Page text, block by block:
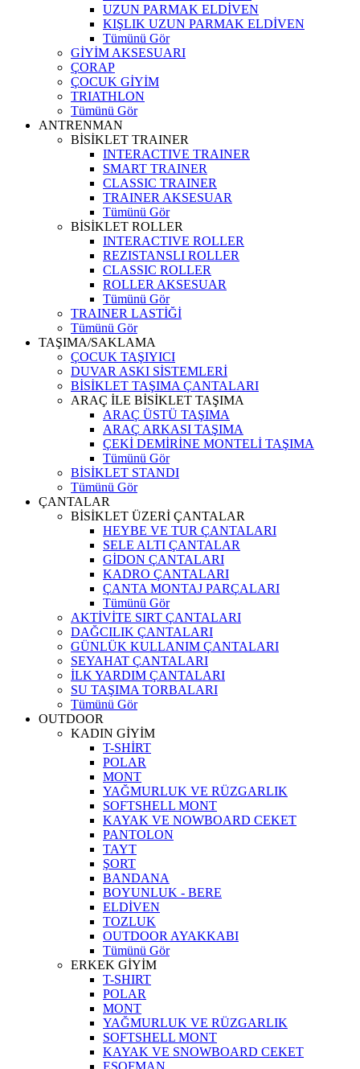
UZUN PARMAK ELDİVEN
KIŞLIK UZUN PARMAK ELDİVEN
Tümünü Gör
GİYİM AKSESUARI
ÇORAP
ÇOCUK GİYİM
TRIATHLON
Tümünü Gör
ANTRENMAN
BİSİKLET TRAINER
INTERACTIVE TRAINER
SMART TRAINER
CLASSIC TRAINER
TRAINER AKSESUAR
Tümünü Gör
BİSİKLET ROLLER
INTERACTIVE ROLLER
REZISTANSLI ROLLER
CLASSIC ROLLER
ROLLER AKSESUAR
Tümünü Gör
TRAINER LASTİĞİ
Tümünü Gör
TAŞIMA/SAKLAMA
ÇOCUK TAŞIYICI
DUVAR ASKI SİSTEMLERİ
BİSİKLET TAŞIMA ÇANTALARI
ARAÇ İLE BİSİKLET TAŞIMA
ARAÇ ÜSTÜ TAŞIMA
ARAÇ ARKASI TAŞIMA
ÇEKİ DEMİRİNE MONTELİ TAŞIMA
Tümünü Gör
BİSİKLET STANDI
Tümünü Gör
ÇANTALAR
BİSİKLET ÜZERİ ÇANTALAR
HEYBE VE TUR ÇANTALARI
SELE ALTI ÇANTALAR
GİDON ÇANTALARI
KADRO ÇANTALARI
ÇANTA MONTAJ PARÇALARI
Tümünü Gör
AKTİVİTE SIRT ÇANTALARI
DAĞCILIK ÇANTALARI
GÜNLÜK KULLANIM ÇANTALARI
SEYAHAT ÇANTALARI
İLK YARDIM ÇANTALARI
SU TAŞIMA TORBALARI
Tümünü Gör
OUTDOOR
KADIN GİYİM
T-SHİRT
POLAR
MONT
YAĞMURLUK VE RÜZGARLIK
SOFTSHELL MONT
KAYAK VE NOWBOARD CEKET
PANTOLON
TAYT
ŞORT
BANDANA
BOYUNLUK - BERE
ELDİVEN
TOZLUK
OUTDOOR AYAKKABI
Tümünü Gör
ERKEK GİYİM
T-SHIRT
POLAR
MONT
YAĞMURLUK VE RÜZGARLIK
SOFTSHELL MONT
KAYAK VE SNOWBOARD CEKET
EŞOFMAN